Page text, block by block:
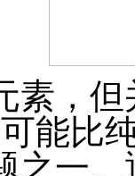
素，但
能比
之一